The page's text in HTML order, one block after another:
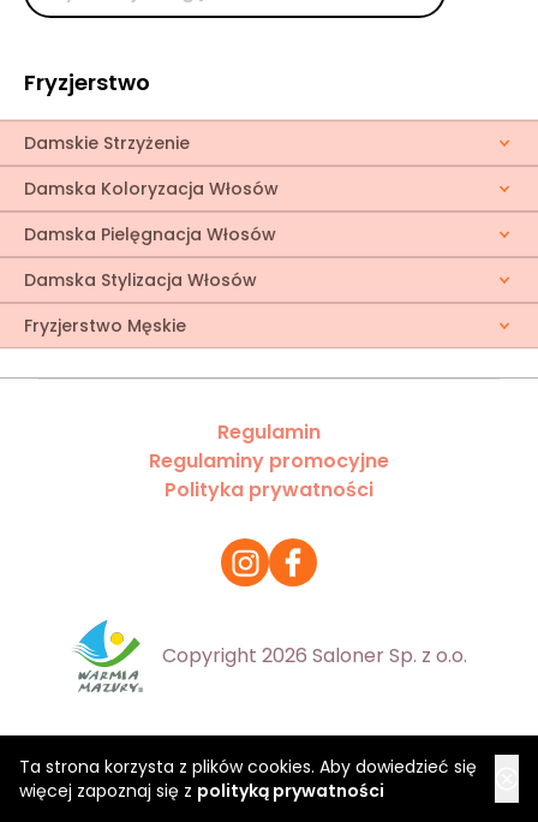
Ta strona korzysta z plików cookies. Aby dowiedzieć się
więcej zapoznaj się z polityką prywatności
Fryzjerstwo
Damskie Strzyżenie
Damska Koloryzacja Włosów
Damska Pielęgnacja Włosów
Damska Stylizacja Włosów
Fryzjerstwo Męskie
Regulamin
Regulaminy promocyjne
Polityka prywatności
Copyright 2026 Saloner Sp. z o.o.